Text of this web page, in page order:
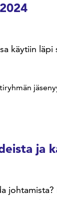
käytiin
ja